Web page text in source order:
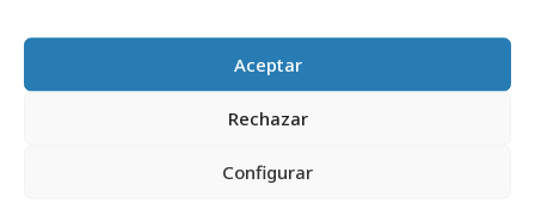
Aceptar
Rechazar
Configurar